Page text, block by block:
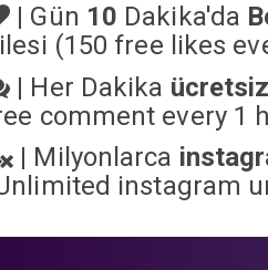
| Gün 10 Dakika'da
(150 free likes
| Her Dakika
comment every 1
| Milyonlarca
instagram